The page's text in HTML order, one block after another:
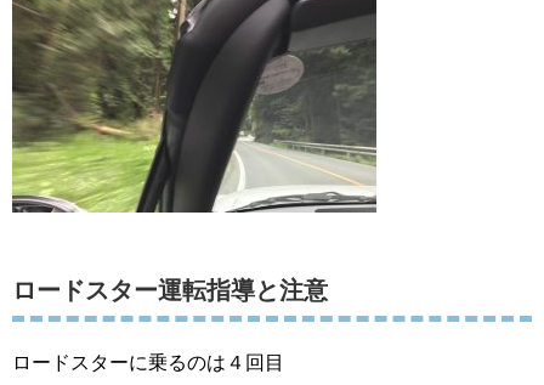
ロードスター運転指導と注意
ロードスターに乗るのは４回目